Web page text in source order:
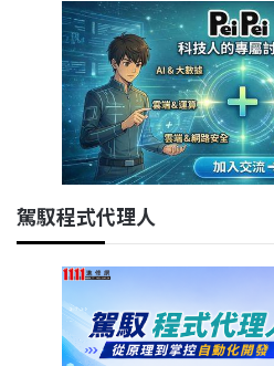
駕馭程式代理人